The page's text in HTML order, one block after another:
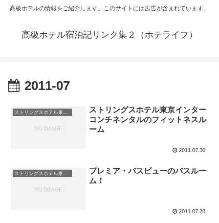
高級ホテルの情報をご紹介します。このサイトには広告が含まれています。
高級ホテル宿泊記リンク集２（ホテライフ）
2011-07
ストリングスホテル東京インター
コンチネンタルのフィットネスル
ーム
2011.07.30
プレミア・バスビューのバスルー
ム！
2011.07.20